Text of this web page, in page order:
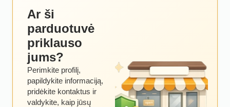
Ar ši
parduotuvė
priklauso
jums?
Perimkite profilį,
papildykite informaciją,
pridėkite kontaktus ir
valdykite, kaip jūsų